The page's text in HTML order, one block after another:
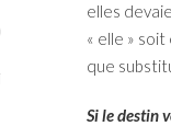
DON
elles
« elle »
que
Si le destin